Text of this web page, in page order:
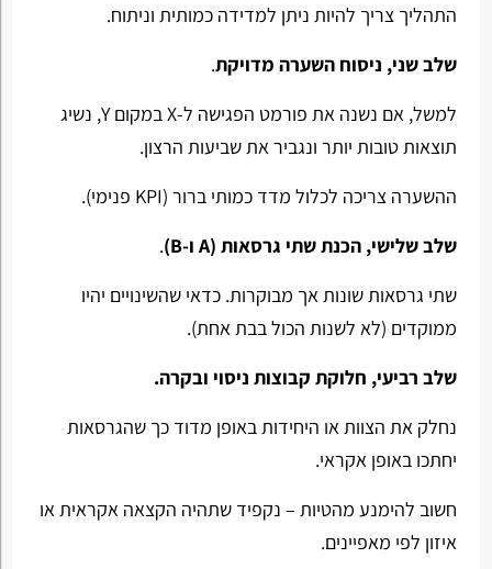
התהליך צריך להיות ניתן למדידה כמותית וניתוח.
שלב שני, ניסוח השערה מדויקת.
למשל, אם נשנה את פורמט הפגישה ל-X במקום Y, נשיג
תוצאות טובות יותר ונגביר את שביעות הרצון.
ההשערה צריכה לכלול מדד כמותי ברור (KPI פנימי).
שלב שלישי, הכנת שתי גרסאות (A ו-B)
.
שתי גרסאות שונות אך מבוקרות. כדאי שהשינויים יהיו
ממוקדים (לא לשנות הכול בבת אחת).
שלב רביעי, חלוקת קבוצות ניסוי ובקרה.
נחלק את הצוות או היחידות באופן מדוד כך שהגרסאות
יחתכו באופן אקראי.
חשוב להימנע מהטיות – נקפיד שתהיה הקצאה אקראית או
איזון לפי מאפיינים.